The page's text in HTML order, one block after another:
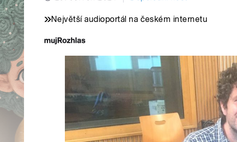
Největší audioportál na českém internetu